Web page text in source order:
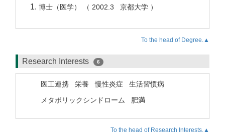
博士（医学） （ 2002.3 京都大学 ）
To the head of Degree.▲
Research Interests 6
医工連携 栄養 慢性炎症
生活習慣病
メタボリックシンドローム
肥満
To the head of Research Interests.▲